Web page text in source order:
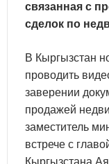
связанная с
сделок по
В Кыргызстан
проводить
заверении
продажей
заместитель
встрече с
Кыргызстана